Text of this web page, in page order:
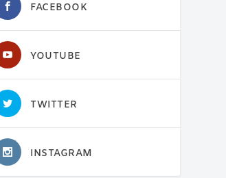
FACEBOOK
YOUTUBE
TWITTER
INSTAGRAM